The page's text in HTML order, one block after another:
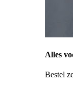
Alles
Bestel